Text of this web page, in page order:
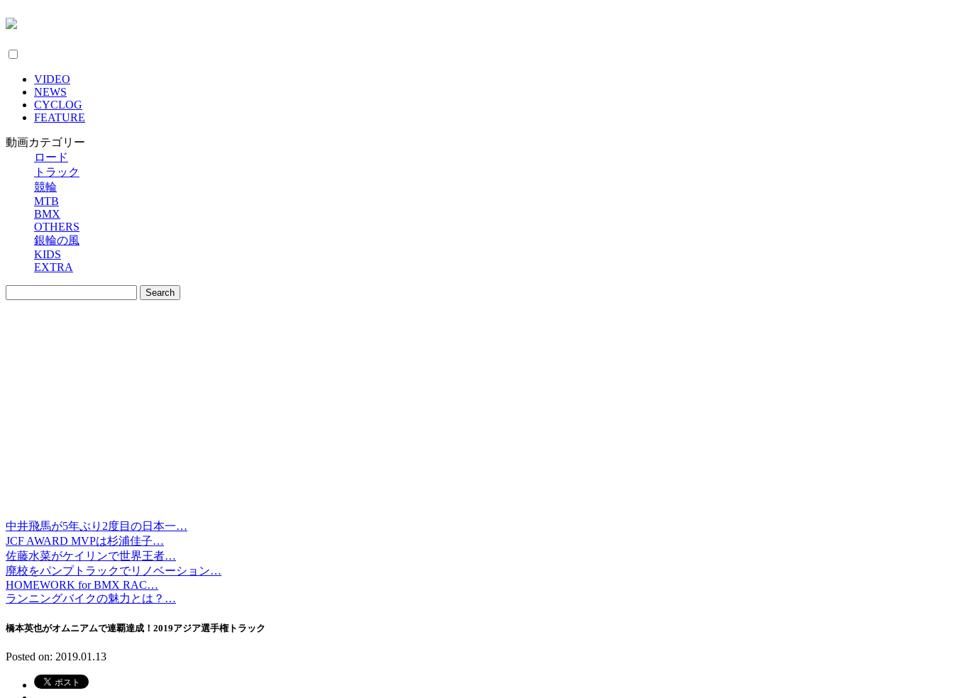
VIDEO
NEWS
CYCLOG
FEATURE
動画カテゴリー
ロード
トラック
競輪
MTB
BMX
OTHERS
銀輪の風
KIDS
EXTRA
中井飛馬が5年ぶり2度目の日本一…
JCF AWARD MVPは杉浦佳子…
佐藤水菜がケイリンで世界王者…
廃校をパンプトラックでリノベーション…
HOMEWORK for BMX RAC…
ランニングバイクの魅力とは？…
橋本英也がオムニアムで連覇達成！2019アジア選手権トラック
Posted on: 2019.01.13